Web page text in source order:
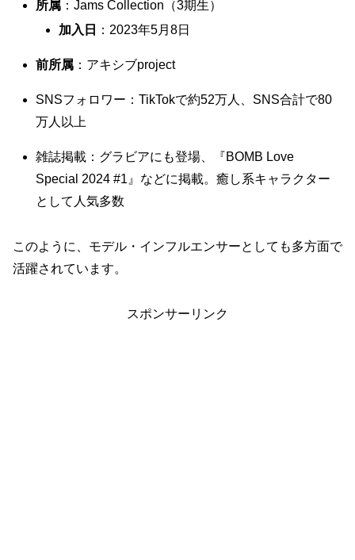
所属 ：Jams Collection（3期生）
加入日
：2023年5月8日
前所属 ：アキシブproject
SNSフォロワー：TikTokで約52万人、SNS合計で80
万人以上
雑誌掲載：グラビアにも登場、『BOMB Love
Special 2024 #1』などに掲載。癒し系キャラクター
として人気多数
このように、モデル・インフルエンサーとしても多方面で
活躍されています。
スポンサーリンク